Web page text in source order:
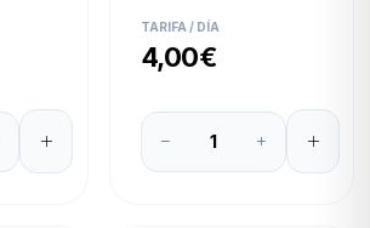
TARIFA / DÍA
4,00€